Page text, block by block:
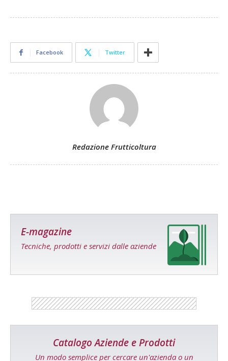
Facebook Twitter
Redazione Frutticoltura
E-magazine
Tecniche, prodotti e servizi dalle aziende
Catalogo Aziende e Prodotti
Un modo semplice per cercare un'azienda o un